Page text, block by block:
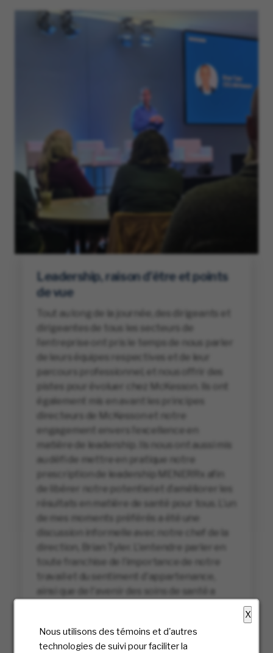
X
Nous utilisons des témoins et d'autres
technologies de suivi pour faciliter la
Leadership, raison d’être et points
de vue
Tout au long de la journée, des dirigeants et
l’entreprise ont pris le temps de nous parler
pistes pour évoluer chez McKesson. Ils ont
engagement envers l’excellence en
matière de leadership. Ils nous ont aussi mis
au défi de mettre en pratique notre
prescription de leadership MENERRx afin
discussion informelle avec notre chef de la
travail et du sentiment d'appartenance,
ainsi que de l'avenir des soins de santé a